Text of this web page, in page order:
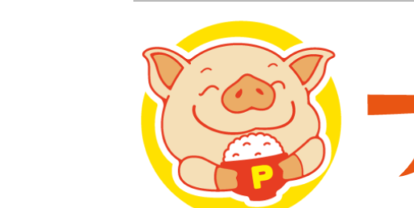
プーさんの満腹日
豊中・箕面)のラン
化してます。